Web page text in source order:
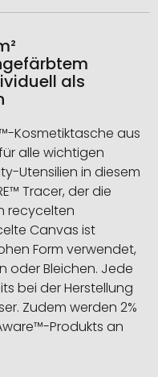
als
Kosmetiktasche aus
alle wichtigen
Utensilien in diesem
Tracer, der die
recycelten
Canvas ist
Form verwendet,
oder Bleichen. Jede
bei der Herstellung
Zudem werden 2%
Produkts an